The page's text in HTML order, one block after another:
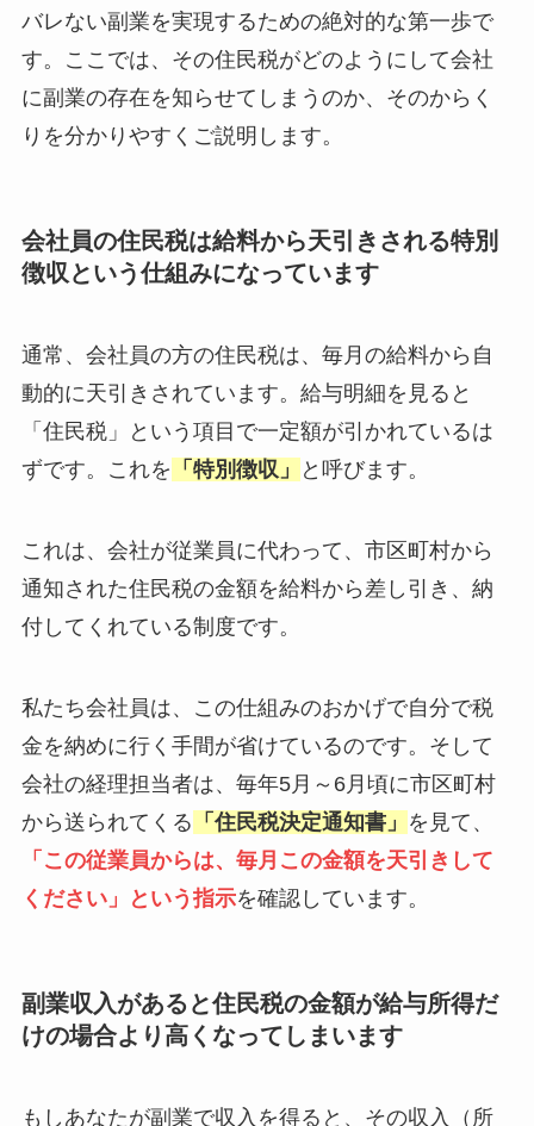
バレない副業を実現するための絶対的な第一歩で
す。ここでは、その住民税がどのようにして会社
に副業の存在を知らせてしまうのか、そのからく
りを分かりやすくご説明します。
会社員の住民税は給料から天引きされる特別
徴収という仕組みになっています
通常、会社員の方の住民税は、毎月の給料から自
動的に天引きされています。給与明細を見ると
「住民税」という項目で一定額が引かれているは
ずです。これを 「特別徴収」 と呼びます。
これは、会社が従業員に代わって、市区町村から
通知された住民税の金額を給料から差し引き、納
付してくれている制度です。
私たち会社員は、この仕組みのおかげで自分で税
金を納めに行く手間が省けているのです。そして
会社の経理担当者は、毎年5月～6月頃に市区町村
から送られてくる 「住民税決定通知書」 を見て、
「この従業員からは、毎月この金額を天引きして
ください」という指示を確認しています。
副業収入があると住民税の金額が給与所得だ
けの場合より高くなってしまいます
もしあなたが副業で収入を得ると、その収入（所